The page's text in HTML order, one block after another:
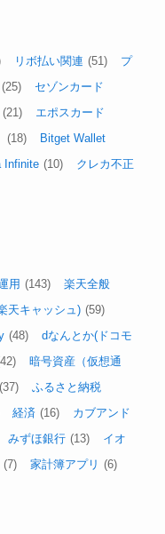
リボ払い関連 (51)
プ
(25)
セゾンカード
(21)
エポスカード
(18)
Bitget Wallet
Infinite (10)
クレカ不正
用 (143)
楽天全般
天キャッシュ) (59)
(48)
dなんとか(ドコモ
暗号資産（仮想通
(37)
ふるさと納税
経済 (16)
カブアンド
みずほ銀行 (13)
イオ
(7) 家計簿アプリ (6)